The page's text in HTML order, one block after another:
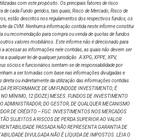
com este propósito. Os principais fatores de risco
de cada Fundo geridos, tais quais, Risco de Mercado, Risco de
estão descritos nos regulamentos dos respectivos fundos, os
da CVM. Nenhuma informação contida neste informe constitui
ou recomendação para compra ou venda de quotas de fundos
valores mobiliários. Este informe não é direcionado para
acessar as informações nele contidas, as quais não devem ser
a qualquer lei de qualquer jurisdição. A XPG, XPPE, XPV,
sócios e funcionários isentam-se de responsabilidade por
a ser tomadas com base nas informações divulgadas e
direta ou indiretamente da utilização das informações contidas
PERFORMANCE DE UM FUNDODE INVESTIMENTO, É
MÍNIMO, 12 (DOZE) MESES. FUNDOS DE INVESTIMENTO
ADMINISTRADOR, DO GESTOR, DE QUALQUER MECANISMO
DE CRÉDITO – FGC. INVESTIMENTOS NOS MERCADOS
SUJEITOS A RISCOS DE PERDA SUPERIOR AO VALOR
PASSADA NÃO REPRESENTA GARANTIA DE
DIVULGADA NÃO É LÍQUIDA DE IMPOSTOS. LEIA O